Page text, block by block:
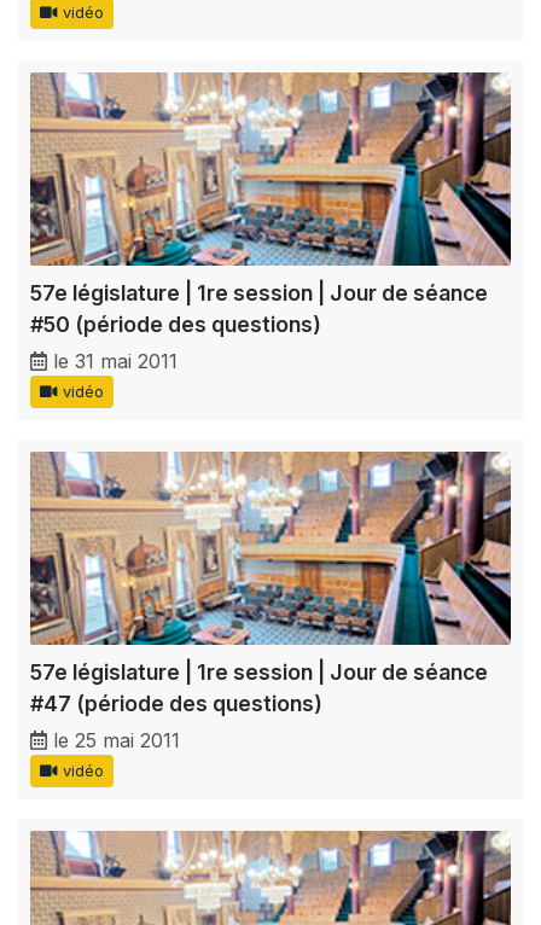
vidéo
57e législature | 1re session | Jour de séance
#50 (période des questions)
le 31 mai 2011
vidéo
57e législature | 1re session | Jour de séance
#47 (période des questions)
le 25 mai 2011
vidéo